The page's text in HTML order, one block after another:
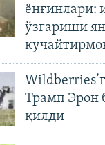
ёнғинлари:
ўзгариши
Трамп Эрон
қилди